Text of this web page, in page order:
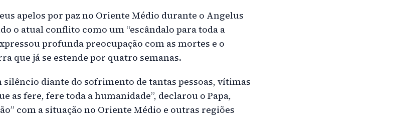
apelos por paz no Oriente Médio durante o Angelus
o atual conflito como um “escândalo para toda a
profunda preocupação com as mortes e o
que já se estende por quatro semanas.
silêncio diante do sofrimento de tantas pessoas, vítimas
as fere, fere toda a humanidade”, declarou o Papa,
com a situação no Oriente Médio e outras regiões